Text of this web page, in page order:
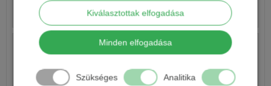
Kiválasztottak elfogadása
Minden elfogadása
Szükséges Analitika
Részletek